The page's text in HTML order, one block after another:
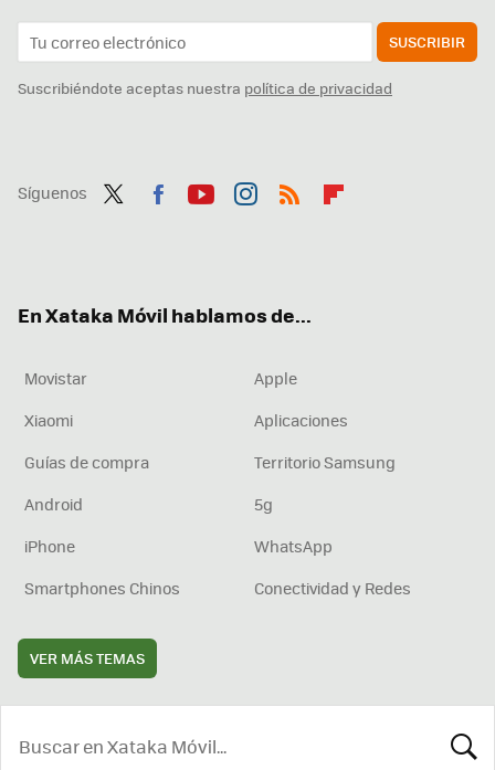
SUSCRIBIR
Suscribiéndote aceptas nuestra política de privacidad
Síguenos
En Xataka Móvil hablamos de...
Movistar
Apple
Xiaomi
Aplicaciones
Guías de compra
Territorio Samsung
Android
5g
iPhone
WhatsApp
Smartphones Chinos
Conectividad y Redes
VER MÁS TEMAS